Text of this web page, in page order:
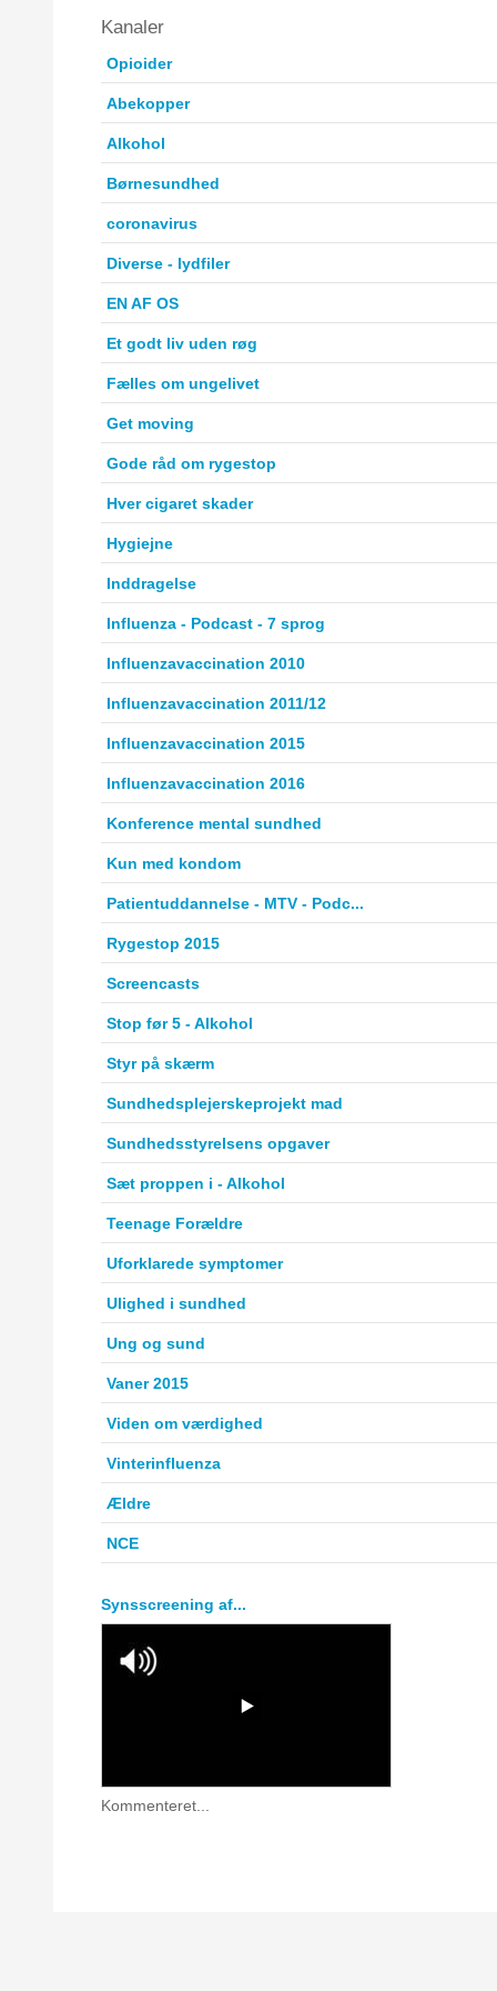
Kanaler
Opioider
Abekopper
Alkohol
Børnesundhed
coronavirus
Diverse - lydfiler
EN AF OS
Et godt liv uden røg
Fælles om ungelivet
Get moving
Gode råd om rygestop
Hver cigaret skader
Hygiejne
Inddragelse
Influenza - Podcast - 7 sprog
Influenzavaccination 2010
Influenzavaccination 2011/12
Influenzavaccination 2015
Influenzavaccination 2016
Konference mental sundhed
Kun med kondom
Patientuddannelse - MTV - Podc...
Rygestop 2015
Screencasts
Stop før 5 - Alkohol
Styr på skærm
Sundhedsplejerskeprojekt mad
Sundhedsstyrelsens opgaver
Sæt proppen i - Alkohol
Teenage Forældre
Uforklarede symptomer
Ulighed i sundhed
Ung og sund
Vaner 2015
Viden om værdighed
Vinterinfluenza
Ældre
NCE
Synsscreening af...
Kommenteret...